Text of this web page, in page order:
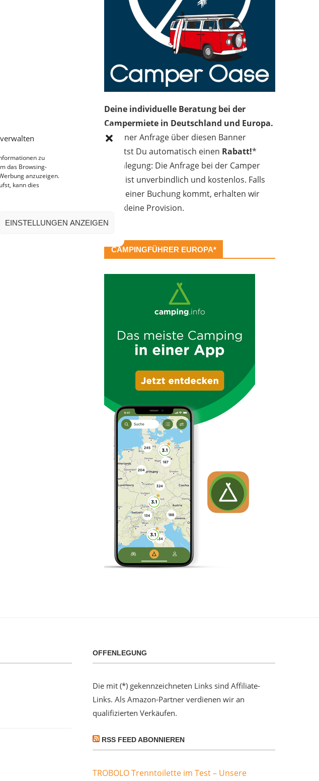
zu
das Browsing-
anzuzeigen.
kann dies
EINSTELLUNGEN ANZEIGEN
Deine individuelle Beratung bei der
Campermiete in Deutschland und Europa.
Bei einer Anfrage über diesen Banner
erhältst Du automatisch einen Rabatt!*
Offenlegung: Die Anfrage bei der Camper
Oase ist unverbindlich und kostenlos. Falls
es zu einer Buchung kommt, erhalten wir
eine kleine Provision.
CAMPINGFÜHRER EUROPA*
OFFENLEGUNG
Die mit (*) gekennzeichneten Links sind Affiliate-
Links. Als Amazon-Partner verdienen wir an
qualifizierten Verkäufen.
RSS FEED ABONNIEREN
TROBOLO Trenntoilette im Test – Unsere